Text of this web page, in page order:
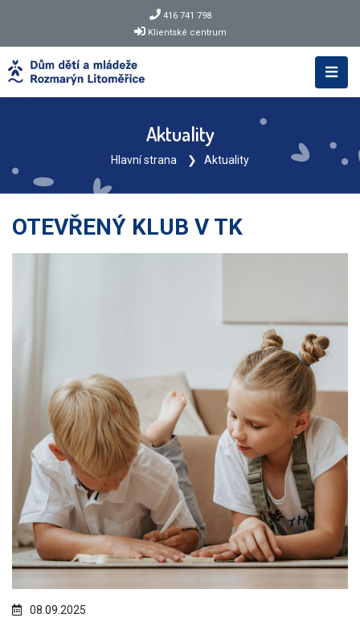
416 741 798
Klientské centrum
Aktuality
Hlavní strana Aktuality
OTEVŘENÝ KLUB V TK
08.09.2025